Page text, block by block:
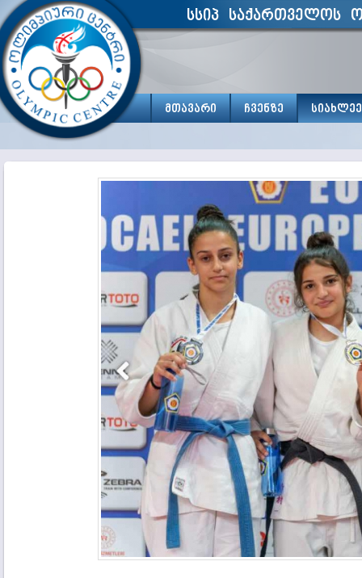
სსიპ საქართველოს
მთავარი ჩვენზე